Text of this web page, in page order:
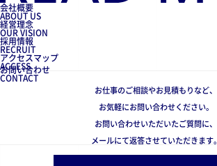
会社概要
ABOUT US
経営理念
OUR VISION
採用情報
RECRUIT
アクセスマップ
ACCESS
お問い合わせ
CONTACT
お仕事のご相談やお見積もりなど、
お気軽にお問い合わせください。
お問い合わせいただいたご質問に、
メールにて返答させていただきます。